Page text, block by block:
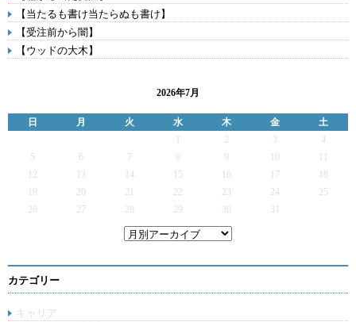
【当たるも書け当たらぬも書け】
【受注前から闇】
【ウッドの大木】
2026年7月
日 月 火 水 木 金
土
2 3
4
5
6 7 9
12
13 14 15 16 17
19
20 21 22 23 24
25
26
27 28 29 30 31
カテゴリー
キャリア